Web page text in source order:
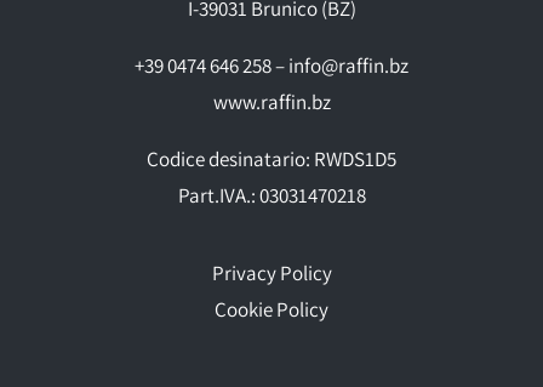
I-39031 Brunico (BZ)
+39 0474 646 258 – info@raffin.bz
www.raffin.bz
Codice desinatario: RWDS1D5
Part.IVA.: 03031470218
Privacy Policy
Cookie Policy